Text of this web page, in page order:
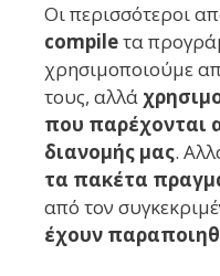
Οι περισσότεροι
compileτα
χρησιμοποιούμε
τους, αλλά
που παρέχονται
διανομής μας.
τα πακέτα
από τον
έχουν